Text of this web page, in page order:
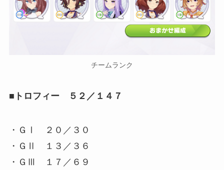
チームランク
■トロフィー ５２／１４７
・ＧⅠ ２０／３０
・ＧⅡ １３／３６
・ＧⅢ １７／６９